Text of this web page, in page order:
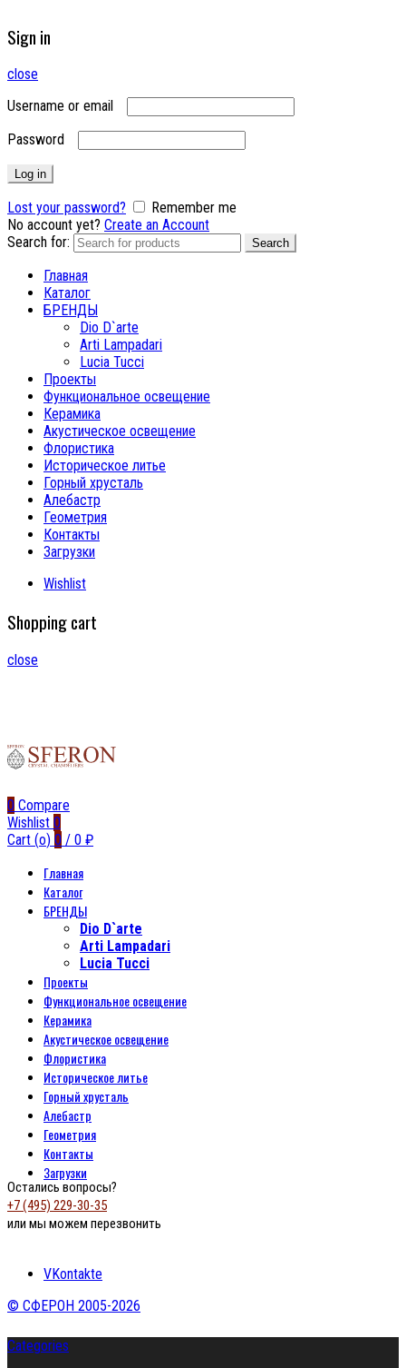
Sign in
close
Username or email
Password
Log in
Lost your password?
Remember me
No account yet? Create an Account
Search for:
Search
Главная
Каталог
БРЕНДЫ
Dio D`arte
Arti Lampadari
Lucia Tucci
Проекты
Функциональное освещение
Керамика
Акустическое освещение
Флористика
Историческое литье
Горный хрусталь
Алебастр
Геометрия
Контакты
Загрузки
Wishlist
Shopping cart
close
0 Compare
Wishlist 0
Cart (o) 0 / 0 ₽
Главная
Каталог
БРЕНДЫ
Dio D`arte
Arti Lampadari
Lucia Tucci
Проекты
Функциональное освещение
Керамика
Акустическое освещение
Флористика
Историческое литье
Горный хрусталь
Алебастр
Геометрия
Контакты
Загрузки
Остались вопросы?
+7 (495) 229-30-35
или мы можем перезвонить
VKontakte
© СФЕРОН 2005-2026
Categories